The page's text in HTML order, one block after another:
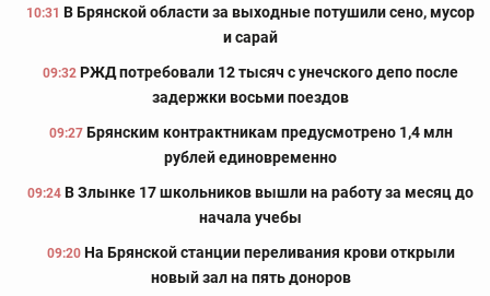
10:31 В Брянской области за выходные потушили сено, мусор
и сарай
09:32 РЖД потребовали 12 тысяч с унечского депо после
задержки восьми поездов
09:27 Брянским контрактникам предусмотрено 1,4 млн
рублей единовременно
09:24 В Злынке 17 школьников вышли на работу за месяц до
начала учебы
09:20 На Брянской станции переливания крови открыли
новый зал на пять доноров